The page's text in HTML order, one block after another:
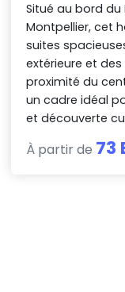
Situé au bord du
Montpellier, cet
suites
extérieure et
proximité du
un cadre idéal
et découverte
À partir de 73